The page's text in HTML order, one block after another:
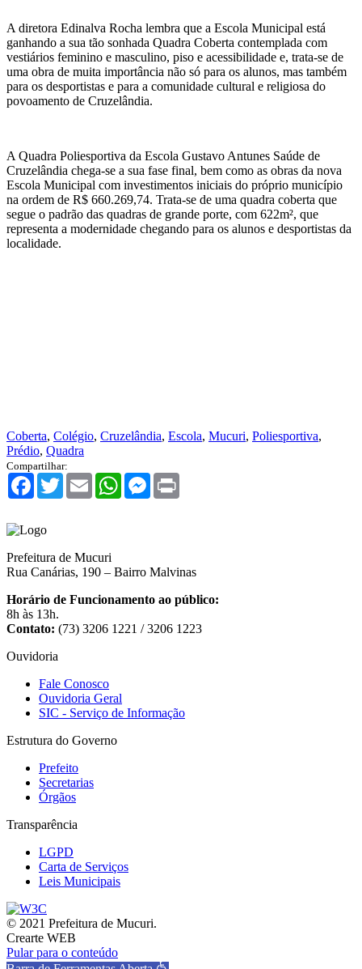
A diretora Edinalva Rocha lembra que a Escola Municipal está
ganhando a sua tão sonhada Quadra Coberta contemplada com
vestiários feminino e masculino, piso e acessibilidade e, trata-se de
uma obra de muita importância não só para os alunos, mas também
para os desportistas e para a comunidade cultural e religiosa do
povoamento de Cruzelândia.
A Quadra Poliesportiva da Escola Gustavo Antunes Saúde de
Cruzelândia chega-se a sua fase final, bem como as obras da nova
Escola Municipal com investimentos iniciais do próprio município
na ordem de R$ 660.269,74. Trata-se de uma quadra coberta que
segue o padrão das quadras de grande porte, com 622m², que
representa a modernidade chegando para os alunos e desportistas da
localidade.
Coberta, Colégio, Cruzelândia, Escola, Mucuri, Poliesportiva,
Prédio, Quadra
Compartilhar:
Facebook
TwitterEmail WhatsAppMessenger
Prefeitura de Mucuri
Rua Canárias, 190 – Bairro Malvinas
Horário de Funcionamento ao público:
8h às 13h.
Contato: (73) 3206 1221 / 3206 1223
Ouvidoria
Fale Conosco
Ouvidoria Geral
SIC - Serviço de Informação
Estrutura do Governo
Prefeito
Secretarias
Órgãos
Transparência
LGPD
Carta de Serviços
Leis Municipais
© 2021 Prefeitura de Mucuri.
Crearte WEB
Pular para o conteúdo